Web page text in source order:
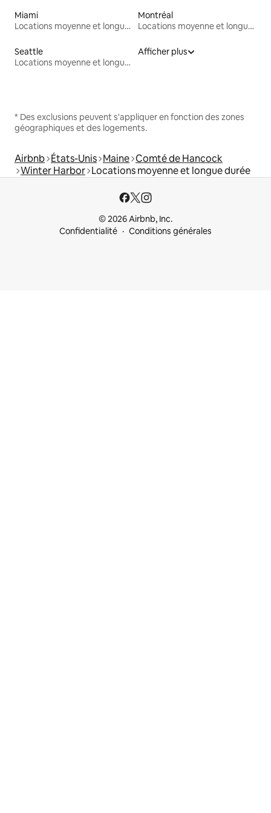
Miami
Locations moyenne et longue durée
Montréal
Locations moyenne et longue durée
Seattle
Locations moyenne et longue durée
Afficher plus
* Des exclusions peuvent s'appliquer en fonction des zones
géographiques et des logements.
Airbnb États-Unis Maine Comté de Hancock
Winter Harbor Locations moyenne et longue durée
© 2026 Airbnb, Inc.
Confidentialité
Conditions générales